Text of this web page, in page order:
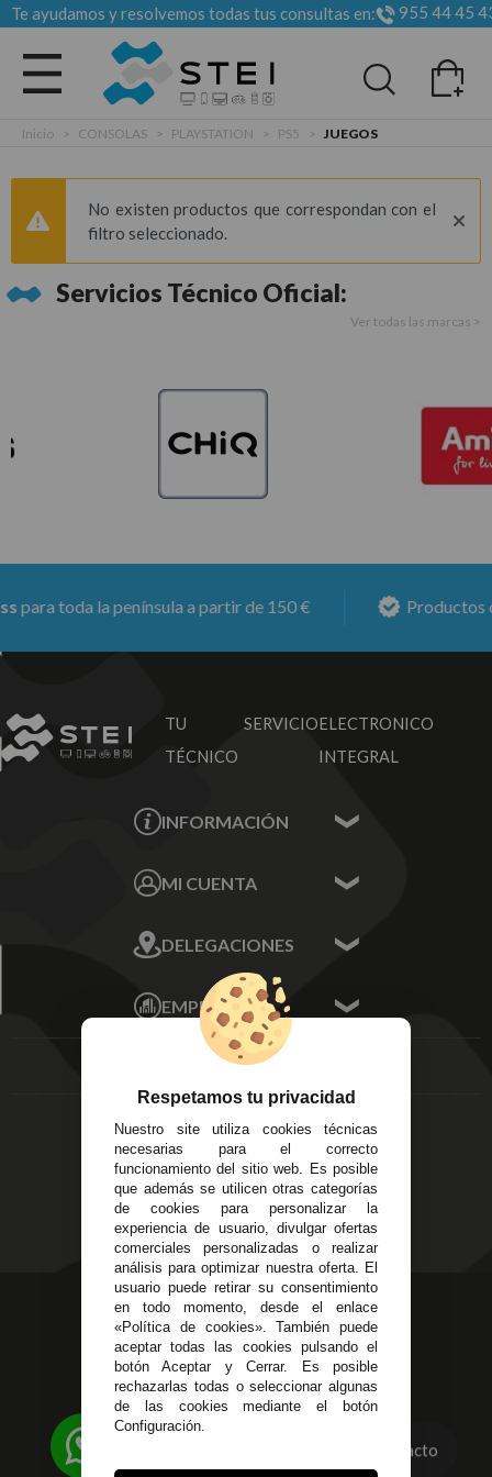
Te ayudamos y resolvemos todas tus consultas en: 955 44 45
Todas las categorias
Inicio > CONSOLAS > PLAYSTATION > PS5 > JUEGOS
No existen productos que correspondan con el
filtro seleccionado.
Servicios Técnico Oficial:
Ver todas las marcas >
toda la península a partir de 150 € Productos
TU SERVICIO
TÉCNICO
ELECTRONICO
INTEGRAL
INFORMACIÓN
Sobre nosotros
MI CUENTA
Mis Direcciones
Mis Pedidos
Mis favoritos
FAQ's
DELEGACIONES
Écija - Sevilla
Av. Plaza de Toros.
Local 3
Córdoba
14
Alzira - Valencia
C/ Esplugues, 135
EMPRESA
Aviso Legal
Devoluciones
Política de Privacidad
Pago Seguro
Terminos y
Condiciones Generales
Políticas de Cookies
623 23 31 98
Atendemos Whatsapp
955 44 45 43/955 44 45 44
info@steielectronica.com
Contacto
Respetamos tu privacidad
Nuestro site utiliza cookies técnicas
necesarias para el correcto
funcionamiento del sitio web. Es posible
que además se utilicen otras categorías
de cookies para personalizar la
experiencia de usuario, divulgar ofertas
comerciales personalizadas o realizar
análisis para optimizar nuestra oferta. El
usuario puede retirar su consentimiento
en todo momento, desde el enlace
«Política de cookies». También puede
aceptar todas las cookies pulsando el
botón Aceptar y Cerrar. Es posible
rechazarlas todas o seleccionar algunas
de las cookies mediante el botón
Configuración.